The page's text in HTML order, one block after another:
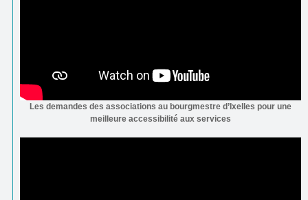
Les demandes des associations au bourgmestre d’Ixelles pour une
meilleure accessibilité aux services